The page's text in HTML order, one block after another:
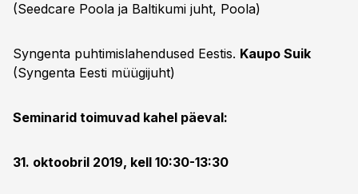
(Seedcare Poola ja Baltikumi juht, Poola)
Syngenta puhtimislahendused Eestis. Kaupo Suik
(Syngenta Eesti müügijuht)
Seminarid toimuvad kahel päeval:
31. oktoobril 2019, kell 10:30-13:30